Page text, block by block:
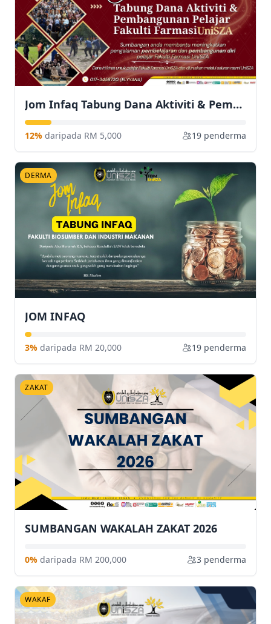
Jom Infaq Tabung Dana Aktiviti & Pembangunan Pelajar Fakulti farmasi
12% daripada RM 5,000 19 penderma
DERMA
JOM INFAQ
3% daripada RM 20,000 19 penderma
ZAKAT
SUMBANGAN WAKALAH ZAKAT 2026
0% daripada RM 200,000 3 penderma
WAKAF